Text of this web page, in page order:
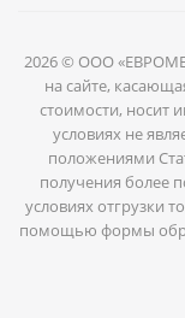
2026 © ООО
на сайте,
стоимости, носит
условиях не
положениями
получения более
условиях отгрузки
помощью формы